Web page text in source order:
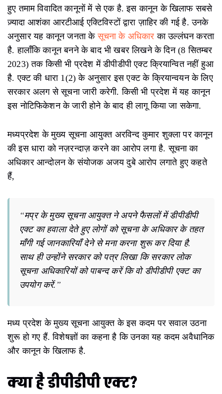
हुए तमाम विवादित कानूनों में से एक है. इस कानून के खिलाफ सबसे
ज़्यादा आशंका आरटीआई एक्टिविस्टों द्वारा ज़ाहिर की गई है. उनके
अनुसार यह कानून जनता केसूचना के अधिकार का उल्लंघन करता
है. हालाँकि कानून बनने के बाद भी खबर लिखने के दिन (8 सितम्बर
2023) तक किसी भी प्रदेश में डीपीडीपी एक्ट क्रियान्वित नहीं हुआ
है. एक्ट की धारा 1(2) के अनुसार इस एक्ट के क्रियान्वयन के लिए
सरकार अलग से सूचना जारी करेगी. किसी भी प्रदेश में यह कानून
इस नोटिफिकेशन के जारी होने के बाद ही लागू किया जा सकेगा.
मध्यप्रदेश के मुख्य सूचना आयुक्त अरविन्द कुमार शुक्ला पर कानून
की इस धारा को नज़रन्दाज़ करने का आरोप लगा है. सूचना का
अधिकार आन्दोलन के संयोजक अजय दुबे आरोप लगाते हुए कहते
हैं,
“मप्र के मुख्य सूचना आयुक्त ने अपने फैसलों में डीपीडीपी
एक्ट का हवाला देते हुए लोगों को सूचना के अधिकार के तहत
माँगी गई जानकारियाँ देने से मना करना शुरू कर दिया है.
साथ ही उन्होंने सरकार को पत्र लिखा कि सरकार लोक
सूचना अधिकारियों को पाबन्द करें कि वो डीपीडीपी एक्ट का
उपयोग करें.”
मध्य प्रदेश के मुख्य सूचना आयुक्त के इस कदम पर सवाल उठना
शुरू हो गए हैं. विशेषज्ञों का कहना है कि उनका यह कदम अवैधानिक
और कानून के खिलाफ है.
क्या है डीपीडीपी एक्ट?